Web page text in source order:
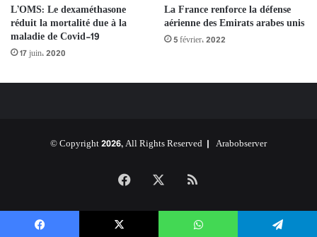
L’OMS: Le dexaméthasone
réduit la mortalité due à la
maladie de Covid-19
17 juin، 2020
La France renforce la défense
aérienne des Emirats arabes unis
5 février، 2022
© Copyright 2026, All Rights Reserved | Arabobserver
Facebook